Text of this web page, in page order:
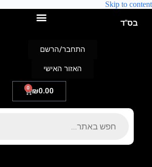
Skip to content
בס"ד
₪0.00
0
התחבר/הרשם
האזור האישי